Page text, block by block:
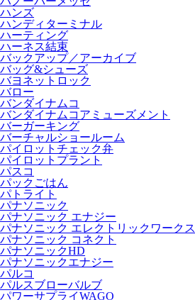
ハンズ
ハンディターミナル
ハーティング
ハーネス結束
バックアップ／アーカイブ
バッグ&シューズ
バヨネットロック
バロー
バンダイナムコ
バンダイナムコアミューズメント
バーガーキング
バーチャルショールーム
パイロットチェック弁
パイロットプラント
パスコ
パックごはん
パトライト
パナソニック
パナソニック エナジー
パナソニック エレクトリックワークス
パナソニック コネクト
パナソニックHD
パナソニックエナジー
パルコ
パルスブローバルブ
パワーサプライWAGO